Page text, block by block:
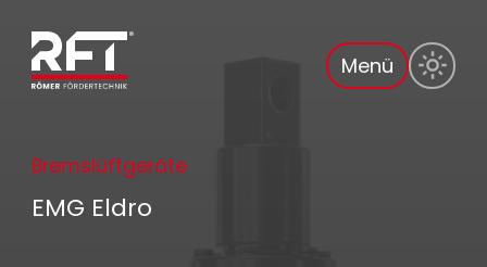
Menü
Bremslüftgeräte
EMG Eldro